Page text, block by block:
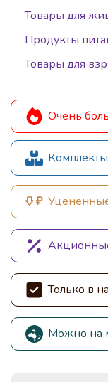
Товары для
Продукты
Товары для
Очень
Комплекты
Только в
Можно на